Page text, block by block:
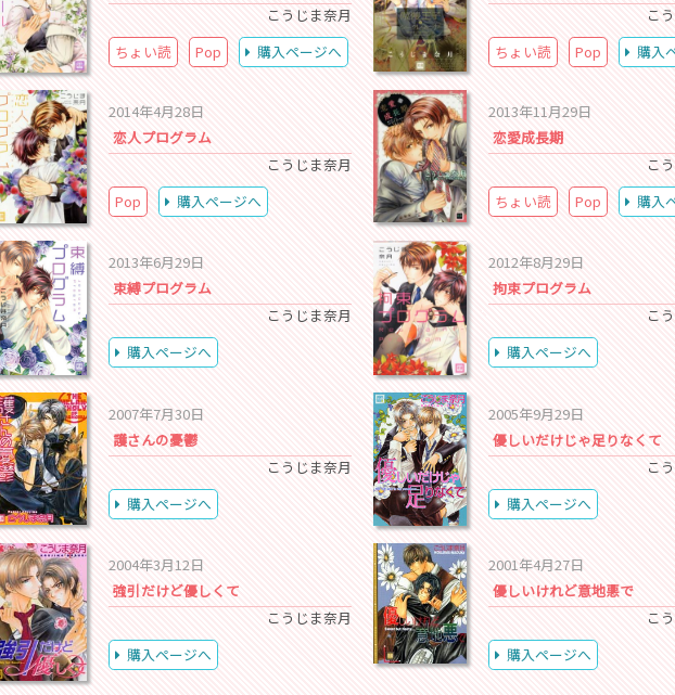
こうじま奈月
ちょい読
Pop 購入ページへ
こ
ちょい読
Pop 購入
2014年4月28日
恋人プログラム
こうじま奈月
Pop
購入ページへ
2013年11月29日
恋愛成長期
こ
ちょい読
Pop 購入
2013年6月29日
束縛プログラム
こうじま奈月
購入ページへ
2012年8月29日
拘束プログラム
こ
購入ページへ
2007年7月30日
護さんの憂鬱
こうじま奈月
購入ページへ
2005年9月29日
優しいだけじゃ足りなくて
こ
購入ページへ
2004年3月12日
強引だけど優しくて
こうじま奈月
購入ページへ
2001年4月27日
優しいけれど意地悪で
こ
購入ページへ